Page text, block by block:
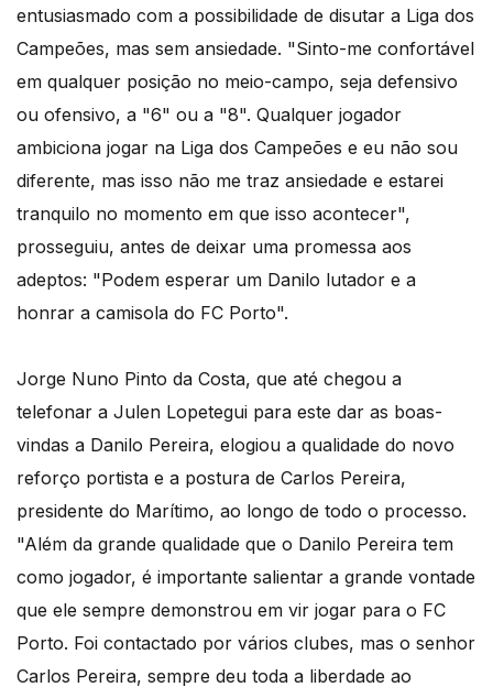
entusiasmado com a possibilidade de disutar a Liga dos
Campeões, mas sem ansiedade. "Sinto-me confortável
em qualquer posição no meio-campo, seja defensivo
ou ofensivo, a "6" ou a "8". Qualquer jogador
ambiciona jogar na Liga dos Campeões e eu não sou
diferente, mas isso não me traz ansiedade e estarei
tranquilo no momento em que isso acontecer",
prosseguiu, antes de deixar uma promessa aos
adeptos: "Podem esperar um Danilo lutador e a
honrar a camisola do FC Porto".
Jorge Nuno Pinto da Costa, que até chegou a
telefonar a Julen Lopetegui para este dar as boas-
vindas a Danilo Pereira, elogiou a qualidade do novo
reforço portista e a postura de Carlos Pereira,
presidente do Marítimo, ao longo de todo o processo.
"Além da grande qualidade que o Danilo Pereira tem
como jogador, é importante salientar a grande vontade
que ele sempre demonstrou em vir jogar para o FC
Porto. Foi contactado por vários clubes, mas o senhor
Carlos Pereira, sempre deu toda a liberdade ao